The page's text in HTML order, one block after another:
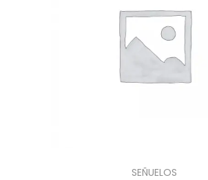
SEÑUELOS